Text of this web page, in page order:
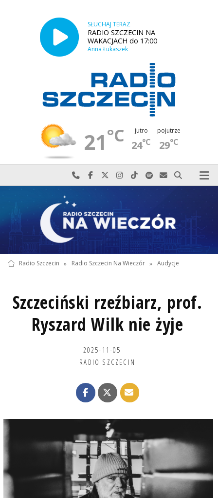
SŁUCHAJ TERAZ
RADIO SZCZECIN NA
WAKACJACH do 17:00
Anna Łukaszek
21°C jutro
24°C
pojutrze
29°C
Najlepiej po prostu do nas zadzwoń
Odwiedź nas na Facebook-u
Odwiedź nas na X
Odwiedź nas na Instagram-ie
Odwiedź nas na TikTok-u
Szukaj nas na Spotify
Wyślij do nas
Szukaj
Radio Szczecin » Radio Szczecin Na Wieczór » Audycje
Szczeciński rzeźbiarz, prof.
Ryszard Wilk nie żyje
2025-11-05
RADIO SZCZECIN